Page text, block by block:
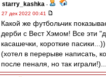
starry_kashka -
27 дек 2022 00:41
Какой же футбольчик
дерби с Вест Хэмом! Все эти
касашечки, короткие пасики...))
(хотел в перерыве написать,
после пеналя, но так играли!)...